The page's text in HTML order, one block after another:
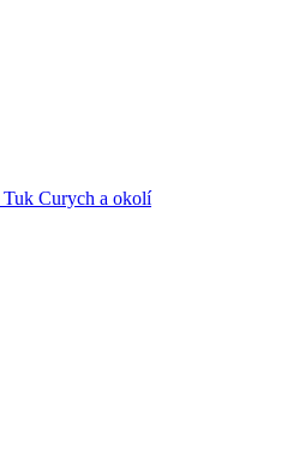
Curych a okolí